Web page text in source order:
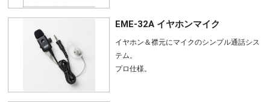
EME-32A イヤホンマイク
イヤホン＆襟元にマイクのシンプル通話シス
テム。
プロ仕様。